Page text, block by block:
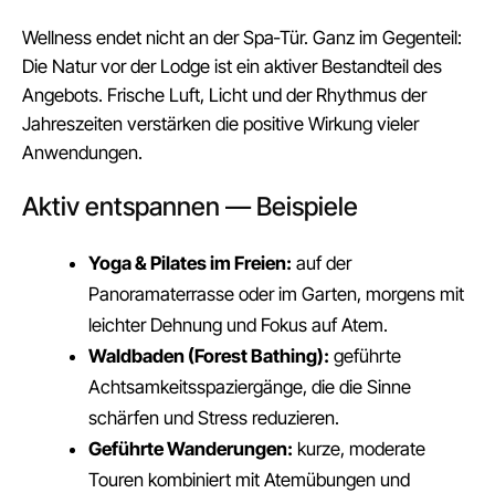
Wellness endet nicht an der Spa‑Tür. Ganz im Gegenteil:
Die Natur vor der Lodge ist ein aktiver Bestandteil des
Angebots. Frische Luft, Licht und der Rhythmus der
Jahreszeiten verstärken die positive Wirkung vieler
Anwendungen.
Aktiv entspannen — Beispiele
Yoga & Pilates im Freien: auf der
Panoramaterrasse oder im Garten, morgens mit
leichter Dehnung und Fokus auf Atem.
Waldbaden (Forest Bathing): geführte
Achtsamkeitsspaziergänge, die die Sinne
schärfen und Stress reduzieren.
Geführte Wanderungen: kurze, moderate
Touren kombiniert mit Atemübungen und